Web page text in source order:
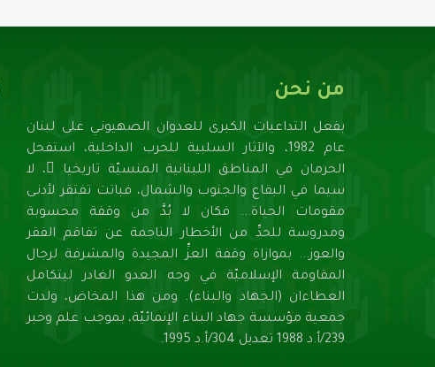
من نحن
بفعل التداعيات الكبرى للعدوان الصهيونـي على لبنان
عام 1982، والآثار السلبية للحرب الداخلية، استفحل
الحرمان في المناطق اللبنانية المنسيّة تاريخيا ً، لا
سيما في البقاع والجنوب والشمال، فباتت تفتقر لأدنـى
مقومات الحياة... فكان لا بُدَّ من وقفة محسوبة
ومدروسة للحدِّ من الأخطار الناجمة عن تفاقم الفقر
والعوز... بموازاة وقفة العزِّ المجيدة والمشرفة لرجال
المقاومة الإسلاميّة في وجه العدو الغادر ليتكامل
العطاءان (الجهاد والبناء). ومن هذا المخاض، ولدت
جمعية مؤسسة جهاد البناء الإنمائيّة، بموجب علم وخبر
239/أ.د 1988 تعديل 304/أ.د 1995.